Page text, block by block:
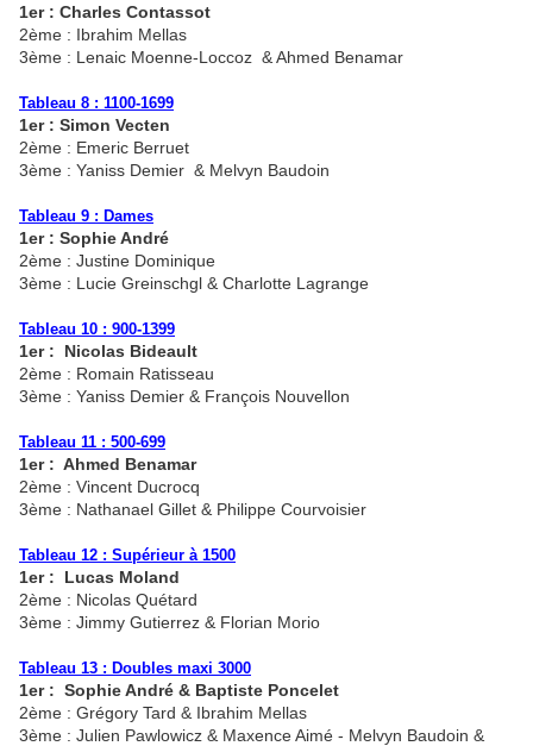
1er : Charles Contassot
2ème : Ibrahim Mellas
3ème : Lenaic Moenne-Loccoz & Ahmed Benamar
Tableau 8 : 1100-1699
1er : Simon Vecten
2ème : Emeric Berruet
3ème : Yaniss Demier & Melvyn Baudoin
Tableau 9 : Dames
1er : Sophie André
2ème : Justine Dominique
3ème : Lucie Greinschgl & Charlotte Lagrange
Tableau 10 : 900-1399
1er : Nicolas Bideault
2ème : Romain Ratisseau
3ème : Yaniss Demier & François Nouvellon
Tableau 11 : 500-699
1er : Ahmed Benamar
2ème : Vincent Ducrocq
3ème : Nathanael Gillet & Philippe Courvoisier
Tableau 12 : Supérieur à 1500
1er : Lucas Moland
2ème : Nicolas Quétard
3ème : Jimmy Gutierrez & Florian Morio
Tableau 13 : Doubles maxi 3000
1er : Sophie André & Baptiste Poncelet
2ème : Grégory Tard & Ibrahim Mellas
3ème : Julien Pawlowicz & Maxence Aimé - Melvyn Baudoin &